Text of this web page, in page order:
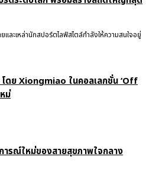
และเหล่านักสปอร์ตไลฟ์สไตล์กำลังให้ความสนใจอยู่
โดย Xiongmiao ในคอลเลกชั่น ‘Off
ม่
รณ์ใหม่ของสายสุขภาพใจกลาง